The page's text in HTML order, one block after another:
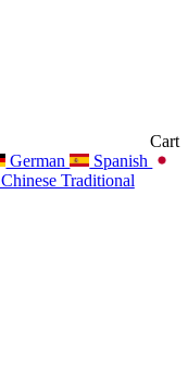
Cart
German
Spanish
Chinese Traditional